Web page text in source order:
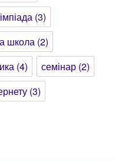
(3)
школа (2)
(4) семінар (2)
(3)